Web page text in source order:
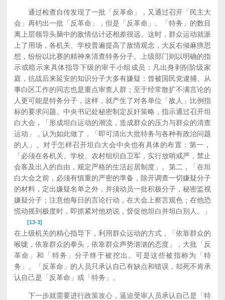
通过检查自传发现了一批「反革命」，又通过召开「民主大
会」再钓出一批「反革命」，但是「反革命」、「特务」的数目
离上层领导头脑中的敌情估计还相差很远。这时，群众运动就派
上了用场，各机关、学校普遍提高了敌情观念，大反右倾麻痹思
想，纷纷以比赛的精神来清查特务分子。上级部门则以明确的指
示或暗示来具体指导下级的审干小组成员：凡出身剥削阶级家
庭，抗战后来延安的知识分子大多有嫌疑；曾被国民党逮捕、从
事白区工作的同志也是重点审查人群；至于经常散扩不满言论的
人更可能是特务分子，这样，就产生了对各单位「敌人」比例指
标的要求问题。中央书记处秘密制定反奸策略，指示通过召开坦
白大会，「形成坦白运动的潮流，造成群众的压力与群众的清查
运动」，认为如此做了，「即可清出大批特务与各种有政治问题
的人」。对于怎样召开坦白大会中央也有具体的布置：第一，
「必须在各机关、学校、农村组织自卫军，实行放哨戒严，禁止
会客及出入的自由，规定严格的生活起居制度」。第二，「在坦
白大会之前，必须有慎重的严密的準备，除开调查一切嫌疑分子
的材料，定出嫌疑名单之外，并须动员一批积极分子，秘密监视
嫌疑分子；注意他每日的言论行动，在大会上察言观色；在他恐
慌动摇到极度时，即抓紧对他劝说，督促他坦白并坦白別人。」
[13-3]
在上级机关的精心指导下，利用群众运动的方式，「依靠群众的
喉咙，依靠群众的拳头，依靠群众声势汹汹的态度」，大批「反
革命」和「特务」分子终于被挖出。可是这些被指称为「特
务」、「反革命」的人员只承认自己有缺点和错误，却死不肯承
认自己是「反革命」或「特务」。
下一步就需要进行政策攻心，逼迫受审人员承认自己是「特